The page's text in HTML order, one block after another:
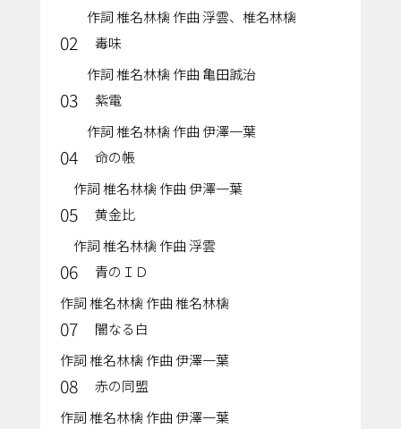
作詞 椎名林檎 作曲 浮雲、椎名林檎
02
毒味
作詞 椎名林檎 作曲 亀田誠治
03
紫電
作詞 椎名林檎 作曲 伊澤一葉
04
命の帳
作詞 椎名林檎 作曲 伊澤一葉
05
黄金比
作詞 椎名林檎 作曲 浮雲
06
青のＩＤ
作詞 椎名林檎 作曲 椎名林檎
07
闇なる白
作詞 椎名林檎 作曲 伊澤一葉
08
赤の同盟
作詞 椎名林檎 作曲 伊澤一葉